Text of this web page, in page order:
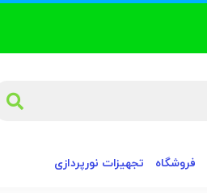
فروشگاه تجهیزات نورپردازی